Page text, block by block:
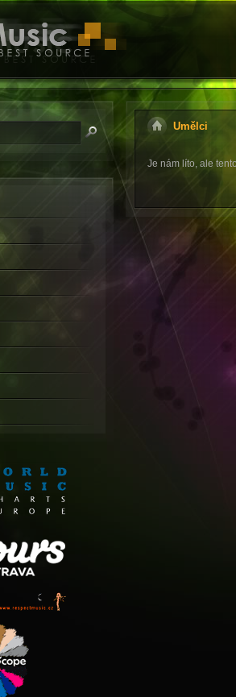
Umělci
Je nám líto, ale